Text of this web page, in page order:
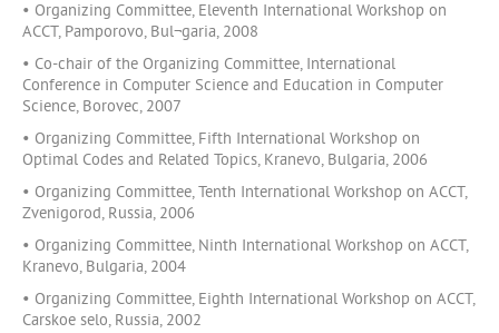
• Organizing Committee, Eleventh International Workshop on
ACCT, Pamporovo, Bul¬garia, 2008
• Co-chair of the Organizing Committee, International
Conference in Computer Science and Education in Computer
Science, Borovec, 2007
• Organizing Committee, Fifth International Workshop on
Optimal Codes and Related Topics, Kranevo, Bulgaria, 2006
• Organizing Committee, Tenth International Workshop on ACCT,
Zvenigorod, Russia, 2006
• Organizing Committee, Ninth International Workshop on ACCT,
Kranevo, Bulgaria, 2004
• Organizing Committee, Eighth International Workshop on ACCT,
Carskoe selo, Russia, 2002